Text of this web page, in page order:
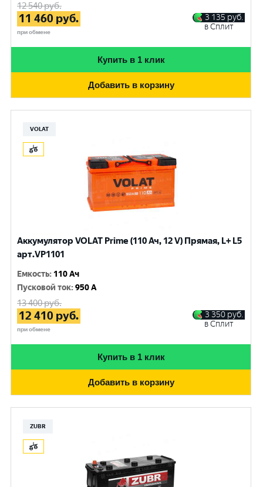
12 540руб.
11 460 руб.
при обмене
3 135 руб.
в Сплит
Купить в 1 клик
Добавить в корзину
VOLAT
Аккумулятор VOLAT Prime (110 Ач, 12 V) Прямая, L+ L5
арт.VP1101
Емкость: 110 Ач
Пусковой ток:950 A
13 400руб.
12 410 руб.
при обмене
3 350 руб.
в Сплит
Купить в 1 клик
Добавить в корзину
ZUBR